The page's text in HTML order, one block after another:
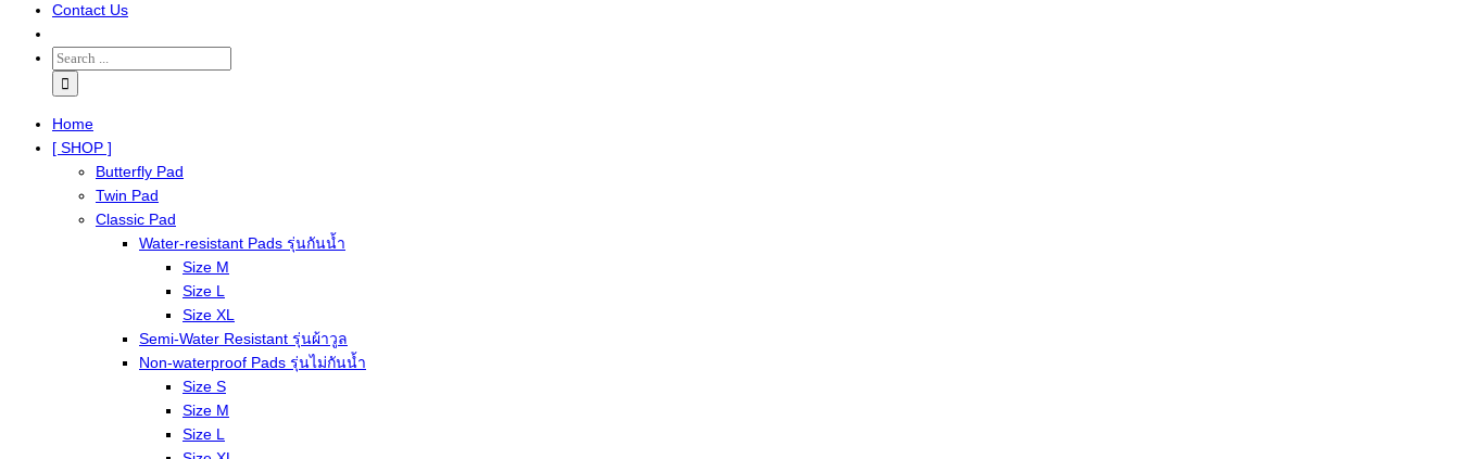
Contact Us
Home
[ SHOP ]
Butterfly Pad
Twin Pad
Classic Pad
Water-resistant Pads รุ่นกันน้ำ
Size M
Size L
Size XL
Semi-Water Resistant รุ่นผ้าวูล
Non-waterproof Pads รุ่นไม่กันน้ำ
Size S
Size M
Size L